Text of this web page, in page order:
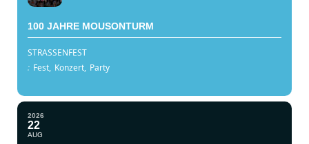
100 JAHRE MOUSONTURM
STRASSENFEST
: Fest, Konzert, Party
2026
22
AUG